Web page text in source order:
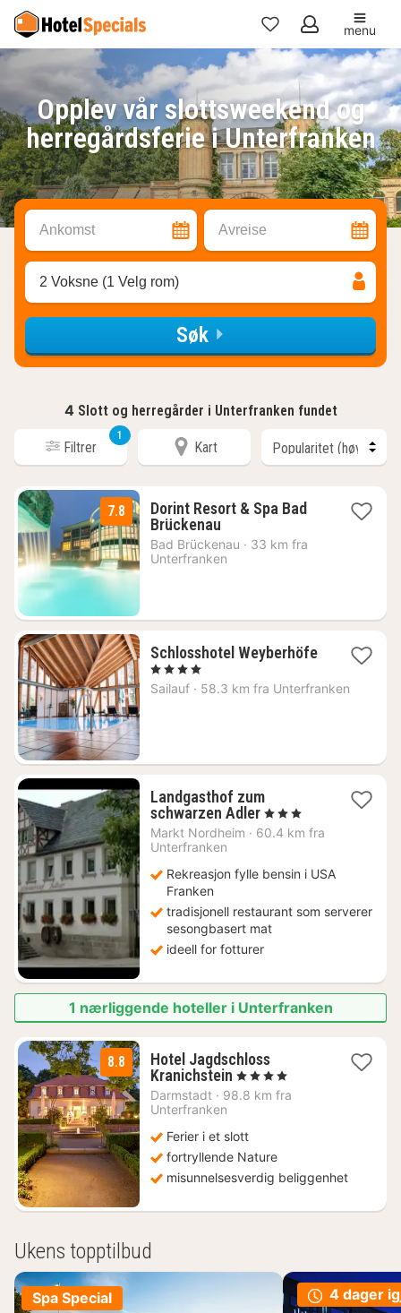
Mine
favoritter
menu
Opplev vår slottsweekend og
herregårdsferie i Unterfranken
Ankomst Avreise
2 Voksne (1 Velg rom)
Søk
4 Slott og herregårder i Unterfranken fundet
Filtrer
1
Kart
7.8
Dorint Resort & Spa Bad
Brückenau1
natt
fra
Bad Brückenau · 33 km fra
Unterfranken
Schlosshotel Weyberhöfe
1
natt
, 4 Stjerner
Sailauf · 58.3 km fra Unterfranken
Landgasthof zum
schwarzen Adler1
natt
kr.
, 3 Stjerner
Markt Nordheim · 60.4 km fra
Unterfranken
Rekreasjon fylle bensin i USA
Franken
tradisjonell restaurant som serverer
sesongbasert mat
ideell for fotturer
1 nærliggende hoteller i Unterfranken
8.8
Hotel Jagdschloss
Kranichstein 1
natt
kr.
, 4 Stjerner
Darmstadt · 98.8 km fra
Unterfranken
Ferier i et slott
fortryllende Nature
misunnelsesverdig beliggenhet
Ukens topptilbud
Spa Special 4 dager